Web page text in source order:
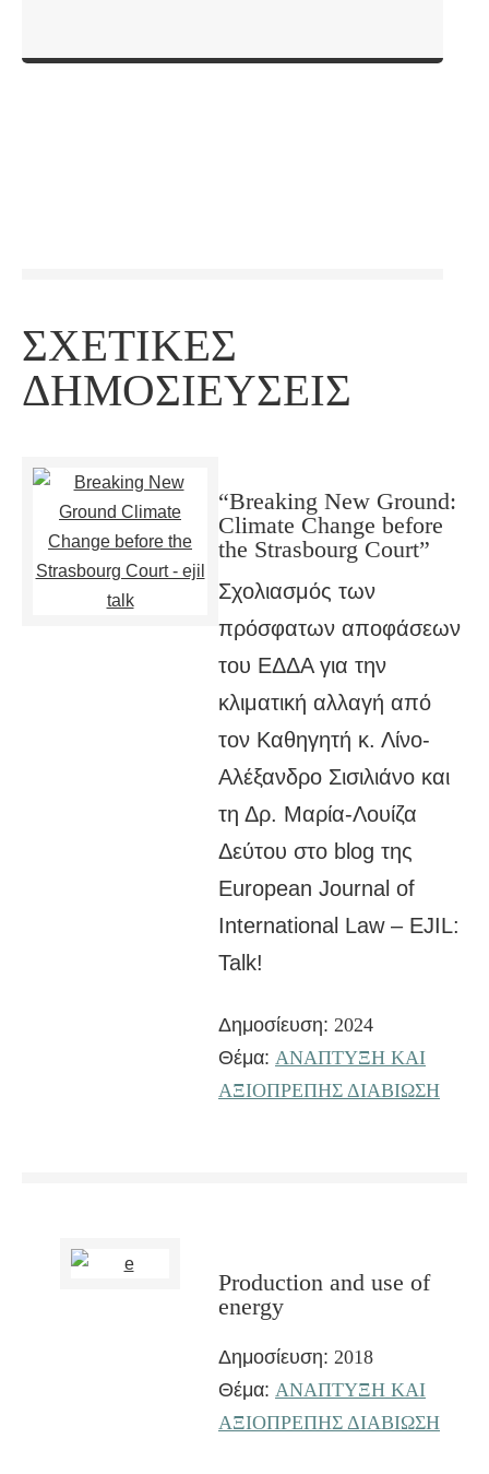
ΣΧΕΤΙΚΈΣ
ΔΗΜΟΣΙΕΎΣΕΙΣ
“Breaking New Ground:
Climate Change before
the Strasbourg Court”
Σχολιασμός των
πρόσφατων αποφάσεων
του ΕΔΔΑ για την
κλιματική αλλαγή από
τον Καθηγητή κ. Λίνο-
Αλέξανδρο Σισιλιάνο και
τη Δρ. Μαρία-Λουίζα
Δεύτου στο blog της
Εuropean Journal of
International Law – EJIL:
Talk!
Δημοσίευση: 2024
Θέμα: ΑΝΑΠΤΥΞΗ ΚΑΙ
ΑΞΙΟΠΡΕΠΗΣ ΔΙΑΒΙΩΣΗ
Production and use of
energy
Δημοσίευση: 2018
Θέμα: ΑΝΑΠΤΥΞΗ ΚΑΙ
ΑΞΙΟΠΡΕΠΗΣ ΔΙΑΒΙΩΣΗ